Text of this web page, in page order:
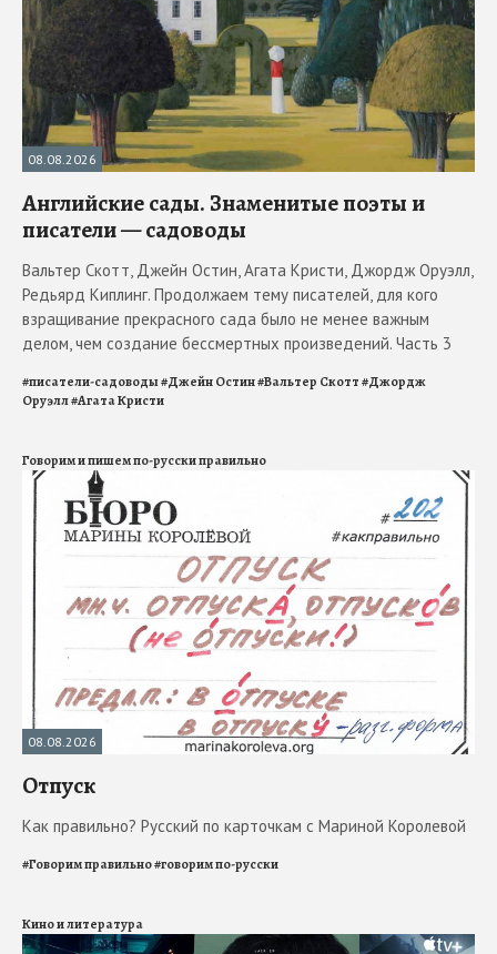
08.08.2026
Английские сады. Знаменитые поэты и
писатели — садоводы
Вальтер Скотт, Джейн Остин, Агата Кристи, Джордж Оруэлл,
Редьярд Киплинг. Продолжаем тему писателей, для кого
взращивание прекрасного сада было не менее важным
делом, чем создание бессмертных произведений. Часть 3
#писатели-садоводы#Джейн Остин#Вальтер Скотт#Джордж
Оруэлл#Агата Кристи
Говорим и пишем по-русски правильно
08.08.2026
Отпуск
Как правильно? Русский по карточкам с Мариной Королевой
#Говорим правильно#говорим по-русски
Кино и литература